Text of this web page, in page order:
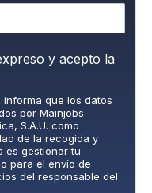
y acepto la
informa que los datos
por Mainjobs
S.A.U. como
de la recogida y
es gestionar tu
para el envío de
del responsable del